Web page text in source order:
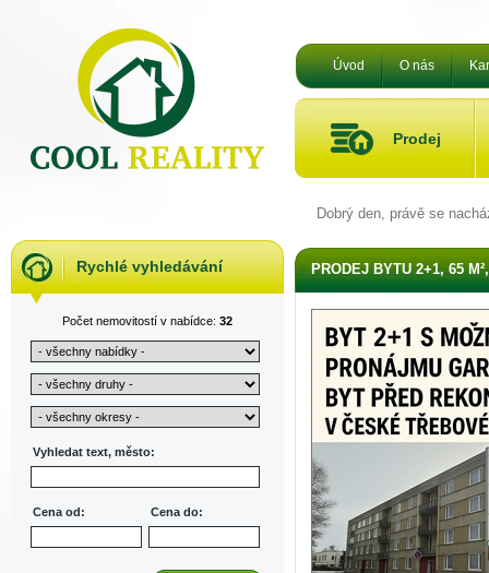
Úvod O nás
Prodej
Rychlé vyhledávání
Počet nemovitostí v nabídce: 32
Vyhledat text, město:
Cena od: Cena do:
Dobrý den, právě se
PRODEJ BYTU 2+1, 65